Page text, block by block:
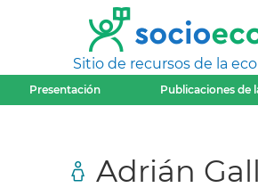
Sitio de recursos de la
Presentación Publicaciones de
Adrián